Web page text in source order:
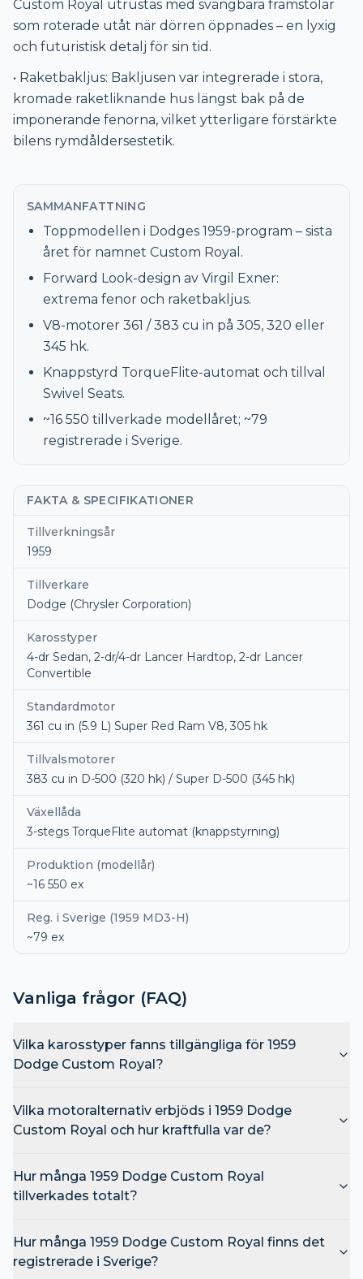
Custom Royal utrustas med svängbara framstolar
som roterade utåt när dörren öppnades – en lyxig
och futuristisk detalj för sin tid.
• Raketbakljus: Bakljusen var integrerade i stora,
kromade raketliknande hus längst bak på de
imponerande fenorna, vilket ytterligare förstärkte
bilens rymdåldersestetik.
SAMMANFATTNING
Toppmodellen i Dodges 1959-program – sista
året för namnet Custom Royal.
Forward Look-design av Virgil Exner:
extrema fenor och raketbakljus.
V8-motorer 361 / 383 cu in på 305, 320 eller
345 hk.
Knappstyrd TorqueFlite-automat och tillval
Swivel Seats.
~16 550 tillverkade modellåret; ~79
registrerade i Sverige.
FAKTA & SPECIFIKATIONER
Tillverkningsår
1959
Tillverkare
Dodge (Chrysler Corporation)
Karosstyper
4-dr Sedan, 2-dr/4-dr Lancer Hardtop, 2-dr Lancer
Convertible
Standardmotor
361 cu in (5.9 L) Super Red Ram V8, 305 hk
Tillvalsmotorer
383 cu in D-500 (320 hk) / Super D-500 (345 hk)
Växellåda
3-stegs TorqueFlite automat (knappstyrning)
Produktion (modellår)
~16 550 ex
Reg. i Sverige (1959 MD3-H)
~79 ex
Vanliga frågor (FAQ)
Vilka karosstyper fanns tillgängliga för 1959
Dodge Custom Royal?
Vilka motoralternativ erbjöds i 1959 Dodge
Custom Royal och hur kraftfulla var de?
Hur många 1959 Dodge Custom Royal
tillverkades totalt?
Hur många 1959 Dodge Custom Royal finns det
registrerade i Sverige?